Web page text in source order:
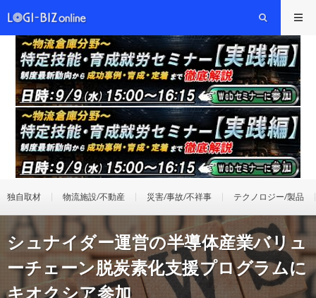
独自取材 物流施設/不動産 災害/事故/不祥事 テクノロジー/製品
シュナイダー運営の半導体産業バリュ
ーチェーン脱炭素化支援プログラムに
キオクシア参加